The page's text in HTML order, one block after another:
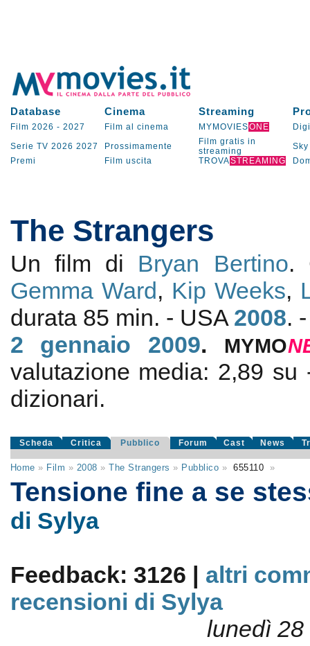
Database Cinema Streaming
Film 2026 - 2027 Film al cinema MYMOVIESONE
Serie TV 2026 2027 Prossimamente
Film gratis in
streaming
Sky
Premi
Film uscita TROVASTREAMING
The Strangers
Un film di Bryan Bertino.
Gemma Ward, Kip Weeks,
durata 85 min. - USA 2008.
2
gennaio 2009. MYMO
valutazione media: 2,89 su
dizionari.
Scheda Critica Pubblico Forum Cast News
Home » Film » 2008 »The Strangers » Pubblico » 655110 »
Tensione fine a se
di Sylya
Feedback: 3126 | altri
recensioni di Sylya
lunedì 28